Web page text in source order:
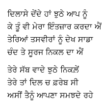
ਦਿਲਾਸੇ ਦੇਂਦੇ ਹਾਂ ਝੁਠੇ ਆਪ ਨੂੰ
ਕੇ ਤੂੰ ਵੀ ਮੇਰਾ ਇੰਤਜ਼ਾਰ ਕਰਦਾ ਐਂ
ਤੇਰਿਆਂ ਤਸਵੀਰਾਂ ਨੂੰ ਦੇਖ ਸਾਡਾ
ਚੰਦ ਤੇ ਸੂਰਜ ਨਿਕਲ ਦਾ ਐਂ
ਤੇਰੇ ਸੱਬ ਵਾਦੇ ਝੁਠੇ ਨਿਕਲ਼ੇਂ
ਤੇਰੇ ਤਾਂ ਦਿਲ ਚ ਫ਼ਰੇਬ ਸੀ
ਅਸੀਂ ਤੈਨੂੰ ਆਪਣਾ ਸਮਝਦੇ ਰਹੇ